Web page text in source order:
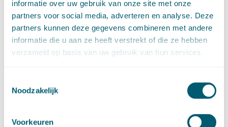
informatie over uw gebruik van onze site met onze
partners voor social media, adverteren en analyse. Deze
partners kunnen deze gegevens combineren met andere
informatie die u aan ze heeft verstrekt of die ze hebben
verzameld op basis van uw gebruik van hun services.
Noodzakelijk
Voorkeuren
maart (14)
februari (11)
januari (15)
►
2020 (154)
december (6)
september (8)
augustus (2)
juni (14)